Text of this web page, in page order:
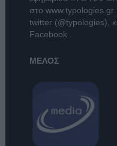
στο www.typologies.gr
twitter (@typologies) ,
Facebook
ΜΕΛΟΣ